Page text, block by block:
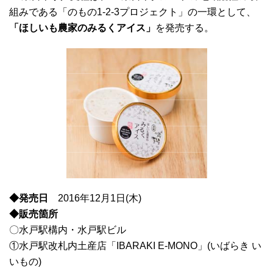
組みである「のもの1-2-3プロジェクト」の一環として、
「ほしいも農家のみるくアイス」 を発売する。
◆発売日
2016年12月1日(木)
◆販売箇所
〇水戸駅構内・水戸駅ビル
①水戸駅改札内土産店「IBARAKI E-MONO」(いばらき い
いもの)